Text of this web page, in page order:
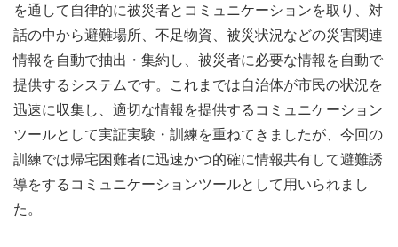
を通して自律的に被災者とコミュニケーションを取り、対
話の中から避難場所、不足物資、被災状況などの災害関連
情報を自動で抽出・集約し、被災者に必要な情報を自動で
提供するシステムです。これまでは自治体が市民の状況を
迅速に収集し、適切な情報を提供するコミュニケーション
ツールとして実証実験・訓練を重ねてきましたが、今回の
訓練では帰宅困難者に迅速かつ的確に情報共有して避難誘
導をするコミュニケーションツールとして用いられまし
た。